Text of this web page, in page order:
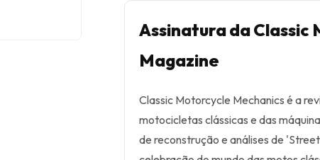
Assinatura da
Magazine
Classic Motorcycle Mechanics é a
motocicletas clássicas e das
de reconstrução e análises de